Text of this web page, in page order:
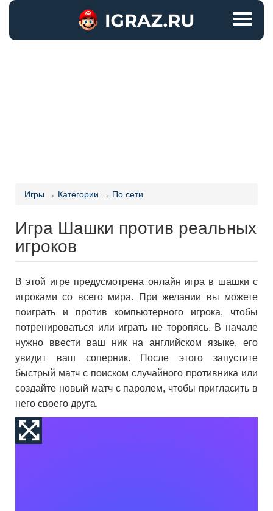
Игры → Категории → По сети
Игра Шашки против реальных
игроков
В этой игре предусмотрена онлайн игра в шашки с
игроками со всего мира. При желании вы можете
поиграть и против компьютерного игрока, чтобы
потренироваться или играть не торопясь. В начале
нужно ввести ваш ник на английском языке, его
увидит ваш соперник. После этого запустите
быстрый матч с поиском случайного противника или
создайте новый матч с паролем, чтобы пригласить в
него своего друга.